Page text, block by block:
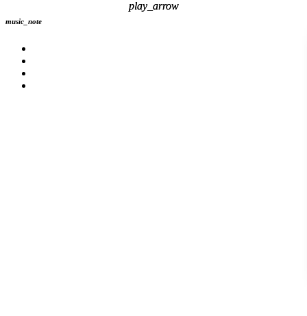
music_note
play_arrow
play_arrow